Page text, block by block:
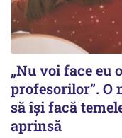
„Nu voi face eu
profesorilor”. O
să își facă
aprinsă